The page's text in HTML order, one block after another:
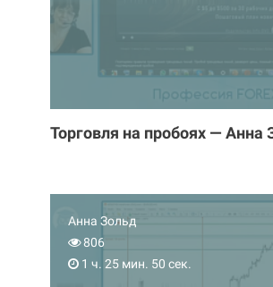
Торговля на пробоях — Анна
Анна Зольд
806
1 ч. 25 мин. 50 сек.